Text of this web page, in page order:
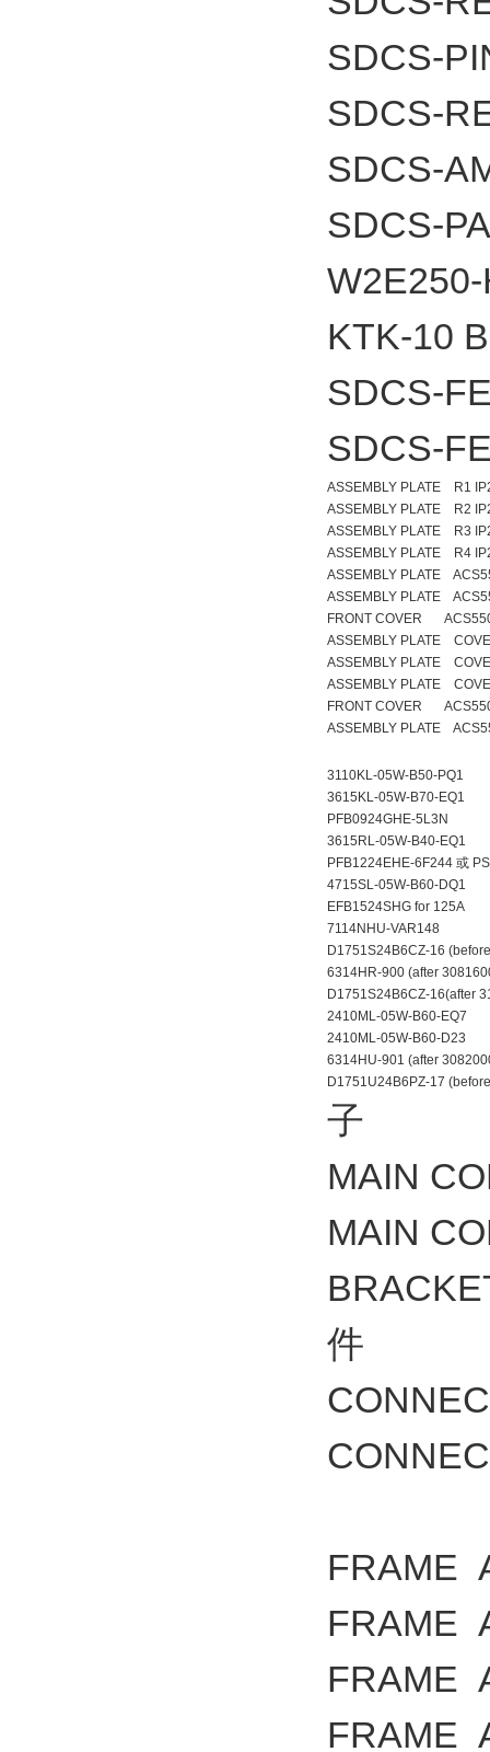
SDCS-
SDCS-
SDCS-
SDCS-
KTK-10
SDCS-
SDCS-
ASSEMBLY PLATE R1
ASSEMBLY PLATE R2
ASSEMBLY PLATE R3
ASSEMBLY PLATE R4
ASSEMBLY PLATE
ASSEMBLY PLATE
FRONT COVER
ASSEMBLY PLATE
ASSEMBLY PLATE
ASSEMBLY PLATE
FRONT COVER
ASSEMBLY PLATE
3110KL-05W-B50-PQ1
3615KL-05W-B70-EQ1
PFB0924GHE-5L3N
3615RL-05W-B40-EQ1
PFB1224EHE-6F244
4715SL-05W-B60-DQ1
EFB1524SHG for 125A
7114NHU-VAR148
D1751S24B6CZ-16
6314HR-900 (after
D1751S24B6CZ-16(after
2410ML-05W-B60-
2410ML-05W-B60-D23
6314HU-901 (after
D1751U24B6PZ-17
子
MAIN
MAIN
件